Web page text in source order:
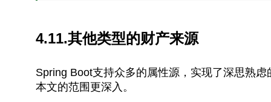
4.11.其他类型的财产来源
Spring Boot支持众多的属性源，实现了深思熟
本文的范围更深入。